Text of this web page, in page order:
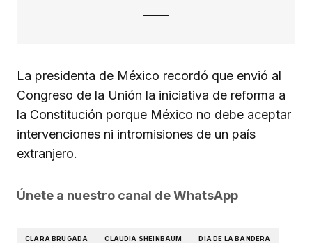
La presidenta de México recordó que envió al
Congreso de la Unión la iniciativa de reforma a
la Constitución porque México no debe aceptar
intervenciones ni intromisiones de un país
extranjero.
Únete a nuestro canal de WhatsApp
CLARA BRUGADA CLAUDIA SHEINBAUM DÍA DE LA BANDERA